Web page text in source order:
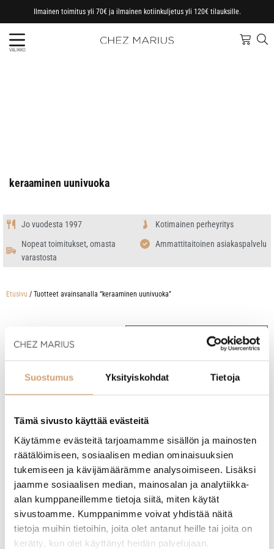
Suostumus Yksityiskohdat Tietoja
Tämä sivusto käyttää evästeitä
Käytämme evästeitä tarjoamamme sisällön ja mainosten
räätälöimiseen, sosiaalisen median ominaisuuksien
tukemiseen ja kävijämäärämme analysoimiseen. Lisäksi
jaamme sosiaalisen median, mainosalan ja analytiikka-
alan kumppaneillemme tietoja siitä, miten käytät
sivustoamme. Kumppanimme voivat yhdistää näitä
tietoja muihin tietoihin, joita olet antanut heille tai joita on
kerätty, kun olet käyttänyt heidän palvelujaan.
Ilmainen toimitus yli 70€ ja ilmainen kotiinkuljetus yli 120€ tilauksille.
VALIKKO
keraaminen uunivuoka
Jo vuodesta 1997
Kotimainen perheyritys
Nopeat toimitukset, omasta
varastosta
Ammattitaitoinen asiakaspalvelu
Etusivu / Tuotteet avainsanalla “keraaminen uunivuoka”
Martinex keraaminen uunivuoka 40,5 x
17,5cm
28,90€
Martinex keraaminen uunivuoka 20 x 20cm
15,90€